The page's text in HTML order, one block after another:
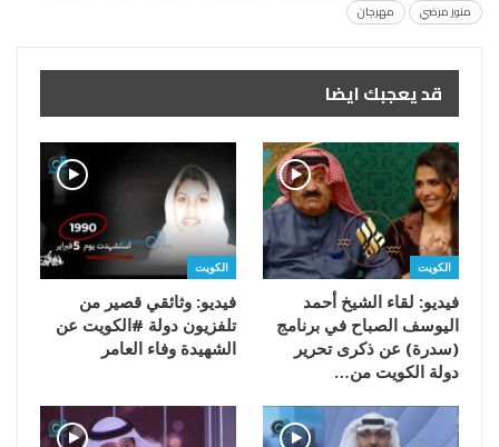
منور مرضي
مهرجان
قد يعجبك ايضا
الكويت
فيديو: لقاء الشيخ أحمد
اليوسف الصباح في برنامج
(سدرة) عن ذكرى تحرير
دولة الكويت من…
الكويت
فيديو: وثائقي قصير من
تلفزيون دولة #الكويت عن
الشهيدة وفاء العامر